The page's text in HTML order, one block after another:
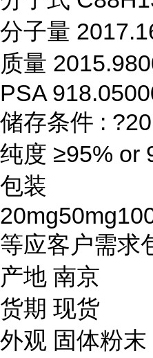
分子量
质量
PSA
储存条件 :
纯度 ≥95% or
包装
等应客户需求
产地 南京
货期 现货
外观 固体粉末